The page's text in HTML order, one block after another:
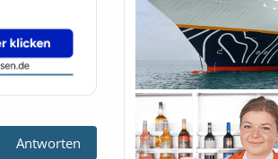
Antworten